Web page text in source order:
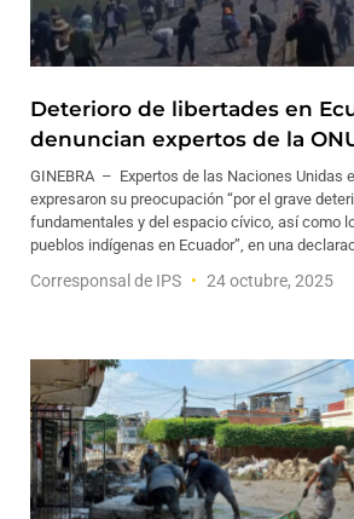
Deterioro de libertades en
denuncian expertos de la
GINEBRA – Expertos de las Naciones Unidas
expresaron su preocupación “por el grave
fundamentales y del espacio cívico, así como
pueblos indígenas en Ecuador”, en una
Corresponsal de IPS 24 octubre, 2025